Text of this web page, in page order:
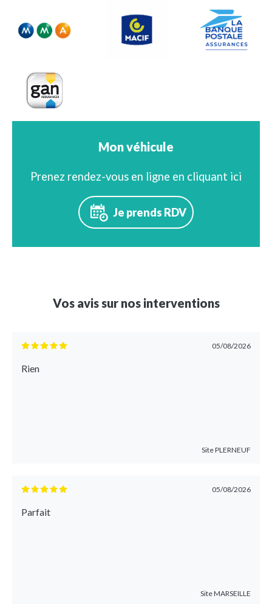
Mon véhicule
Prenez rendez-vous en ligne en cliquant ici
Je prends RDV
Vos avis sur nos interventions
05/08/2026
Rien
SitePLERNEUF
05/08/2026
Parfait
SiteMARSEILLE